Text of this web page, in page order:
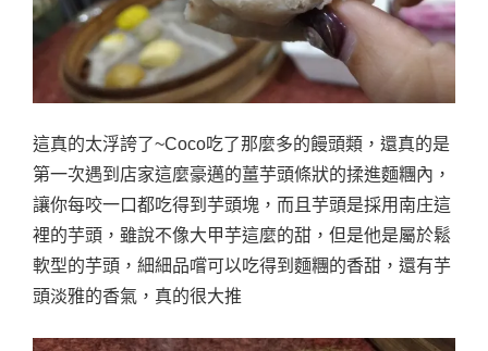
這真的太浮誇了~Coco吃了那麼多的饅頭類，還真的是
第一次遇到店家這麼豪邁的薑芋頭條狀的揉進麵糰內，
讓你每咬一口都吃得到芋頭塊，而且芋頭是採用南庄這
裡的芋頭，雖說不像大甲芋這麼的甜，但是他是屬於鬆
軟型的芋頭，細細品嚐可以吃得到麵糰的香甜，還有芋
頭淡雅的香氣，真的很大推